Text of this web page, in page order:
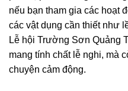
nếu bạn tham gia các hoạt
các vật dụng cần thiết như
Lễ hội Trường Sơn Quảng
mang tính chất lễ nghi, mà
chuyện cảm động.